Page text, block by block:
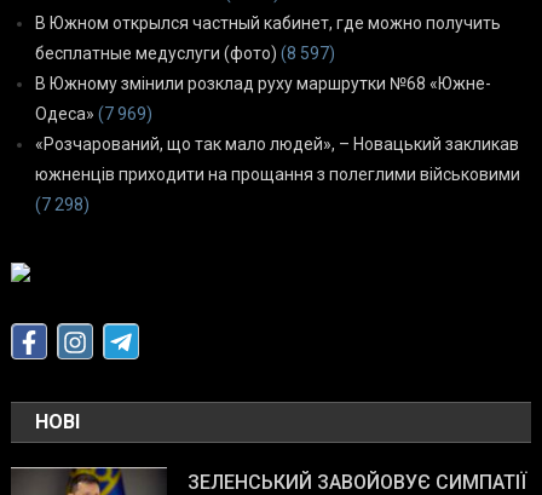
В Южном открылся частный кабинет, где можно получить
бесплатные медуслуги (фото) (8 597)
В Южному змінили розклад руху маршрутки №68 «Южне-
Одеса» (7 969)
«Розчарований, що так мало людей», – Новацький закликав
южненців приходити на прощання з полеглими військовими
(7 298)
НОВІ
ЗЕЛЕНСЬКИЙ ЗАВОЙОВУЄ СИМПАТІЇ